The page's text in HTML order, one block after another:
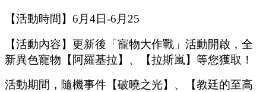
【活動時間】 6月 4日-6月 25
【活動內容】更新後 「寵物大作戰」活動開啟，全
新異色寵物【阿羅基拉】、【拉斯嵐】等您獲取！
活動期間，隨機事件【破曉之光】、【教廷的至高